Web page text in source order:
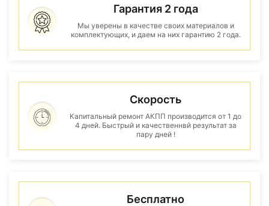
Гарантия 2 года
Мы уверены в качестве своих материалов и
комплектующих, и даем на них гарантию 2 года.
Скорость
Капитальный ремонт АКПП производится от 1 до
4 дней. Быстрый и качественнвй результат за
пару дней !
Бесплатно